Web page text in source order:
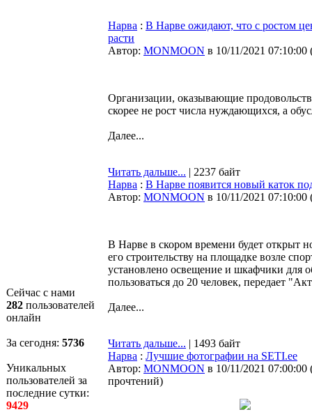
Сейчас с нами
282 пользователей
онлайн
За сегодня: 5736
Уникальных
пользователей за
последние сутки:
9429
Нарва : В Нарве ожидают, что с ростом
расти
Автор: MONMOON в 10/11/2021 07:10:00
Организации, оказывающие
скорее не рост числа нуждающихся, а
Далее...
Читать дальше... | 2237 байт
Нарва : В Нарве появится новый каток
Автор: MONMOON в 10/11/2021 07:10:00
В Нарве в скором времени будет открыт
его строительству на площадке возле
установлено освещение и шкафчики для
пользоваться до 20 человек, передает
Далее...
Читать дальше... | 1493 байт
Нарва : Лучшие фотографии на SETI.ee
Автор: MONMOON в 10/11/2021 07:00:00
прочтений)